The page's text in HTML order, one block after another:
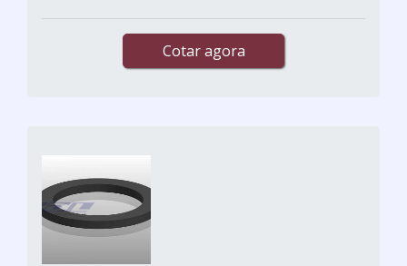
Cotar agora